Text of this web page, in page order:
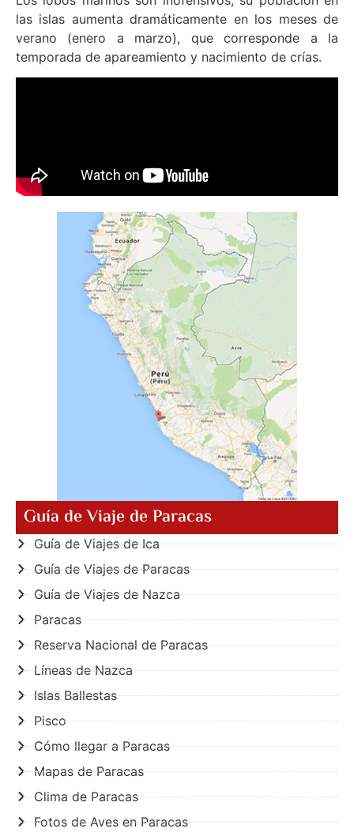
las islas aumenta dramáticamente en los meses de
verano (enero a marzo), que corresponde a la
temporada de apareamiento y nacimiento de crías.
Guía de Viaje de Paracas
Guía de Viajes de Ica
Guía de Viajes de Paracas
Guía de Viajes de Nazca
Paracas
Reserva Nacional de Paracas
Líneas de Nazca
Islas Ballestas
Pisco
Cómo llegar a Paracas
Mapas de Paracas
Clima de Paracas
Fotos de Aves en Paracas